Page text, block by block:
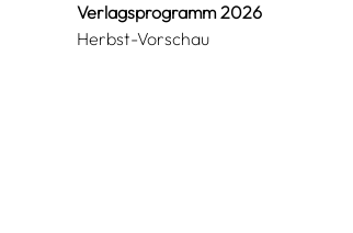
Verlagsprogramm 2026
Herbst-Vorschau